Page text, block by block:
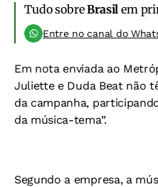
Tudo sobreBrasil em
Entre no canal do
Em nota enviada ao
Juliette e Duda Beat não
da campanha,
da música-tema”.
Segundo a empresa, a